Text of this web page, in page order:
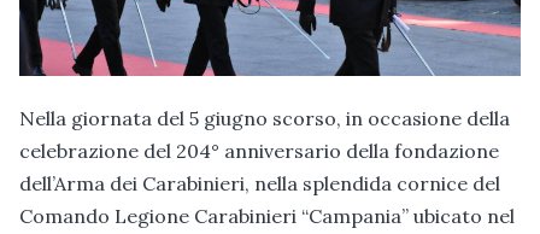
Nella giornata del 5 giugno scorso, in occasione della
celebrazione del 204° anniversario della fondazione
dell’Arma dei Carabinieri, nella splendida cornice del
Comando Legione Carabinieri “Campania” ubicato nel